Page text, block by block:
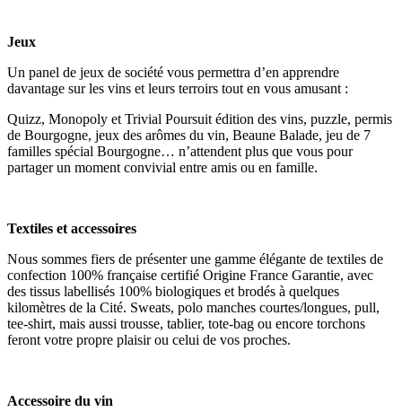
Jeux
Un panel de jeux de société vous permettra d’en apprendre
davantage sur les vins et leurs terroirs tout en vous amusant :
Quizz, Monopoly et Trivial Poursuit édition des vins, puzzle, permis
de Bourgogne, jeux des arômes du vin, Beaune Balade, jeu de 7
familles spécial Bourgogne… n’attendent plus que vous pour
partager un moment convivial entre amis ou en famille.
Textiles et accessoires
Nous sommes fiers de présenter une gamme élégante de textiles de
confection 100% française certifié Origine France Garantie, avec
des tissus labellisés 100% biologiques et brodés à quelques
kilomètres de la Cité. Sweats, polo manches courtes/longues, pull,
tee-shirt, mais aussi trousse, tablier, tote-bag ou encore torchons
feront votre propre plaisir ou celui de vos proches.
Accessoire du vin